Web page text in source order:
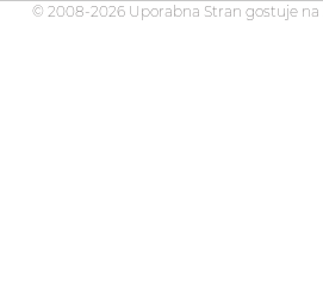
© 2008-2026 Uporabna Stran gostuje na